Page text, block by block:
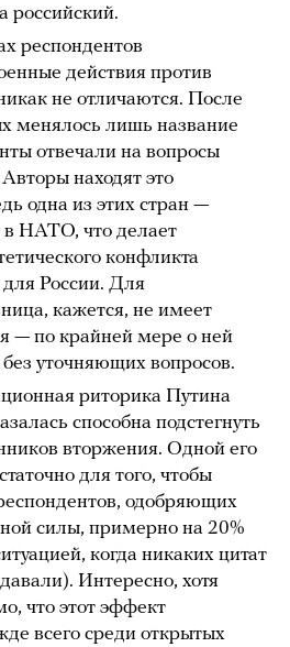
российский.
респондентов
действия против
не отличаются. После
менялось лишь название
отвечали на вопросы
находят это
одна из этих стран —
в НАТО, что делает
конфликта
России. Для
кажется, не имеет
— по крайней мере о ней
уточняющих вопросов.
риторика Путина
способна подстегнуть
вторжения. Одной его
для того, чтобы
одобряющих
силы, примерно на 20%
когда никаких цитат
Интересно, хотя
что этот эффект
всего среди открытых